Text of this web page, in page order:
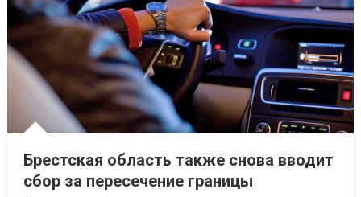
Брестская область также снова вводит
сбор за пересечение границы